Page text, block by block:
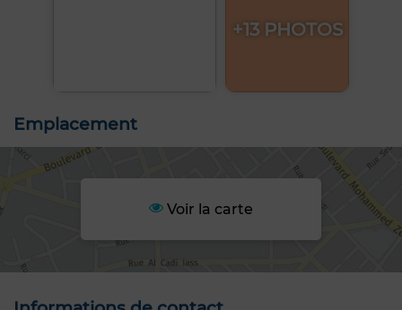
+13 PHOTOS
Emplacement
Voir la carte